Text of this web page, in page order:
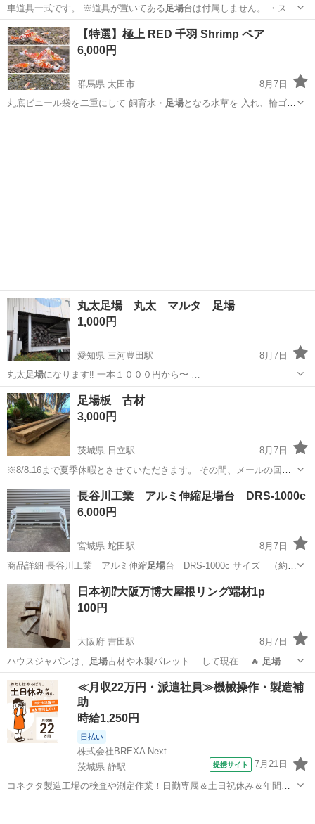
車道具一式です。 ※道具が置いてある 足場台は付属しません。 ・スポ
ンジは数回…
埼玉 幸手市 幸手駅 メンテナンス用品
【特選】極上 RED 千羽 Shrimp ペア
6,000円
群馬県 太田市
8月7日
丸底ビニール袋を二重にして 飼育水・ 足場となる水草を 入れ、輪ゴム
丸太足場 丸太 マルタ 足場
1,000円
愛知県 三河豊田駅
8月7日
丸太足場になります‼️ 一本１０００円から〜 …
愛知 豊田市 三河豊田駅
足場板 古材
3,000円
茨城県 日立駅
8月7日
※8/8₋16まで夏季休暇とさせていただきます。 その間、メールの回
答、販売はできません。 ※メールからの在庫確認・値引き交渉は回答
いたしません。 ※プロフィールをご確認下さい※ ご覧頂きありがとう
ございます...
茨城 日立市 日立駅
長谷川工業 アルミ伸縮足場台 DRS-1000c
6,000円
宮城県 蛇田駅
8月7日
商品詳細 長谷川工業 アルミ伸縮足場台 DRS-1000c サイズ （約）
…宮城 石巻市 蛇田駅 その他 足場
日本初⁉️大阪万博大屋根リング端材1p
100円
大阪府 吉田駅
8月7日
ハウスジャパンは、
足場 古材や木製パレット… して現在… 🔥 足場古
材・廃材を特価販…
大阪 東大阪市 吉田駅 その他 パレットハウスジャパン
≪月収22万円・派遣社員≫機械操作・製造補
助
時給1,250円
日払い
株式会社BREXA Next
茨城県 静駅
提携サイト 7月21日
コネクタ製造工場の検査や測定作業！日勤専属＆土日祝休み＆年間休